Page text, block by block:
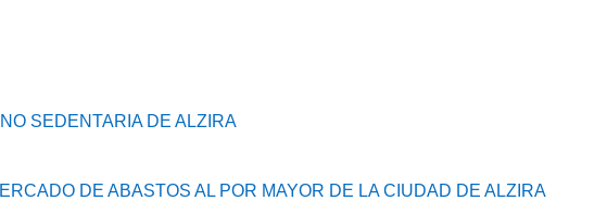
SEDENTARIA DE ALZIRA
DE ABASTOS AL POR MAYOR DE LA CIUDAD DE ALZIRA